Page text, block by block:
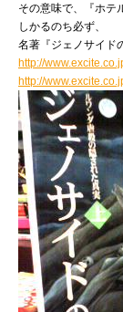
その意味で、『ホテ
しかるのち必ず、
名著『ジェノサイド
http://
http://